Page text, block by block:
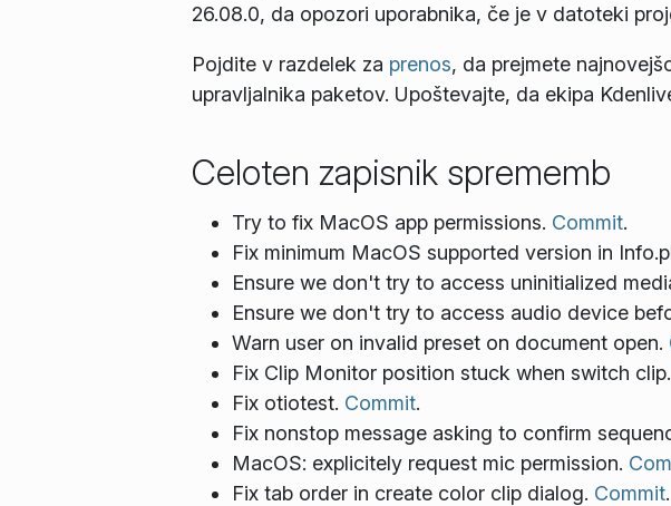
26.08.0, da opozori uporabnika, če je v datoteki
Pojdite v razdelek za prenos, da prejmete
upravljalnika paketov. Upoštevajte, da ekipa
Celoten zapisnik sprememb
Try to fix MacOS app permissions. Commit.
Fix minimum MacOS supported version in
Ensure we don't try to access uninitialized
Ensure we don't try to access audio device
Warn user on invalid preset on document open.
Fix Clip Monitor position stuck when switch clip.
Fix otiotest. Commit.
Fix nonstop message asking to confirm
MacOS: explicitely request mic permission.
Fix tab order in create color clip dialog. Commit.